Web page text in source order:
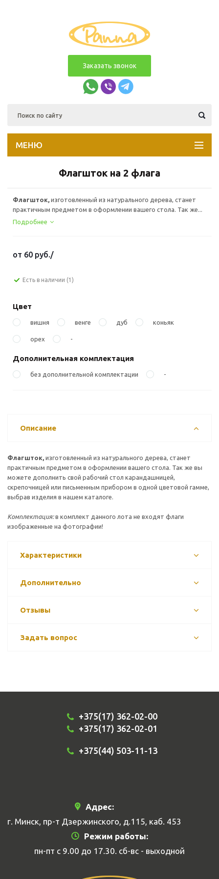
Заказать звонок
МЕНЮ
Флагшток на 2 флага
Флагшток, изготовленный из натурального дерева, станет
практичным предметом в оформлении вашего стола. Так же...
Подробнее
от 60 руб./
Есть в наличии (1)
Цвет
вишня венге дуб коньяк
орех -
Дополнительная комплектация
без дополнительной комплектации -
Описание
Флагшток, изготовленный из натурального дерева, станет
практичным предметом в оформлении вашего стола. Так же вы
можете дополнить свой рабочий стол карандашницей,
скрепочницей или письменным прибором в одной цветовой гамме,
выбрав изделия в нашем каталоге.
Комплектация:в комплект данного лота не входят флаги
изображенные на фотографии!
Характеристики
Дополнительно
Отзывы
Задать вопрос
+375(17) 362-02-00
+375(17) 362-02-01
+375(44) 503-11-13
Адрес:
г. Минск, пр-т Дзержинского, д.115, каб. 453
Режим работы:
пн-пт с 9.00 до 17.30. сб-вс - выходной